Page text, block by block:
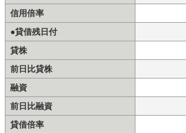
信用倍率
●貸借残日付
貸株
前日比貸株
融資
前日比融資
貸借倍率